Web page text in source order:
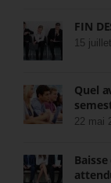
FIN
15
Quel
22 mai